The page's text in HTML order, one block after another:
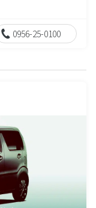
0956-25-0100